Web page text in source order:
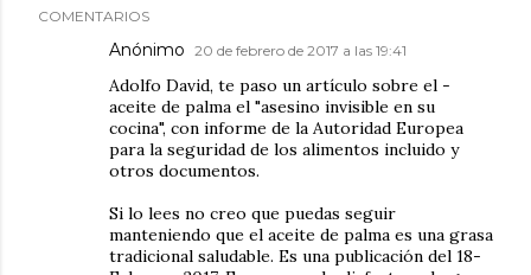
COMENTARIOS
Anónimo 20 de febrero de 2017 a las 19:41
Adolfo David, te paso un artículo sobre el -
aceite de palma el "asesino invisible en su
cocina", con informe de la Autoridad Europea
para la seguridad de los alimentos incluido y
otros documentos.
Si lo lees no creo que puedas seguir
manteniendo que el aceite de palma es una grasa
tradicional saludable. Es una publicación del 18-